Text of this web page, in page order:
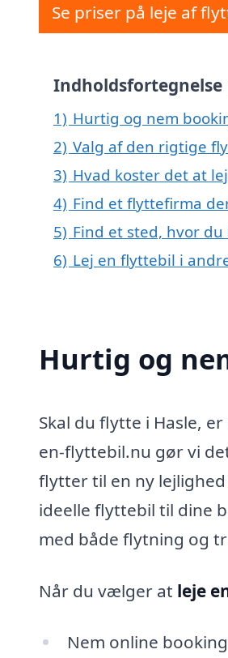
Se priser på leje af
Indholdsfortegnelse
1) Hurtig og nem
2) Valg af den rigtige
3) Hvad koster det at
4) Find et flyttefirma
5) Find et sted, hvor
6) Lej en flyttebil i
Hurtig og
Skal du flytte i Hasle,
en-flyttebil.nu gør vi
flytter til en ny
ideelle flyttebil til dine
med både flytning og
Når du vælger at leje
Nem online